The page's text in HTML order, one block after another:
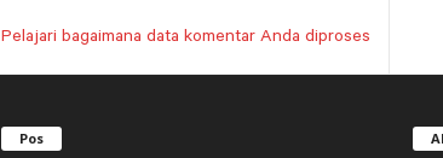
Pelajari bagaimana data komentar Anda diproses
Pos